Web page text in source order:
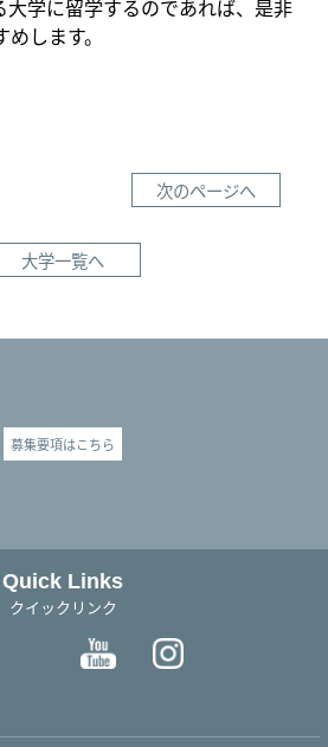
大学に留学するのであれば、是非
します。
次のページへ
大学一覧へ
募集要項はこちら
Quick Links
クイックリンク